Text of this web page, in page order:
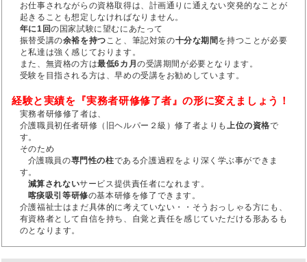
お仕事されながらの資格取得は、計画通りに通えない突発的なことが
起きることも想定しなければなりません。
年に1回の国家試験に望むにあたって
振替受講の余裕を持つこと、筆記対策の十分な期間を持つことが必要
と私達は強く感じております。
また、無資格の方は最低6カ月の受講期間が必要となります。
受験を目指される方は、早めの受講をお勧めしています。
経験と実績を『実務者研修修了者』の形に変えましょう！
実務者研修修了者は、
介護職員初任者研修（旧ヘルパー２級）修了者よりも上位の資格で
す。
そのため
介護職員の専門性の柱である介護過程をより深く学ぶ事ができま
す。
減算されないサービス提供責任者になれます。
喀痰吸引等研修の基本研修を修了できます。
介護福祉士はまだ具体的に考えていない・・そうおっしゃる方にも、
有資格者として自信を持ち、自覚と責任を感じていただける形あるも
のとなります。